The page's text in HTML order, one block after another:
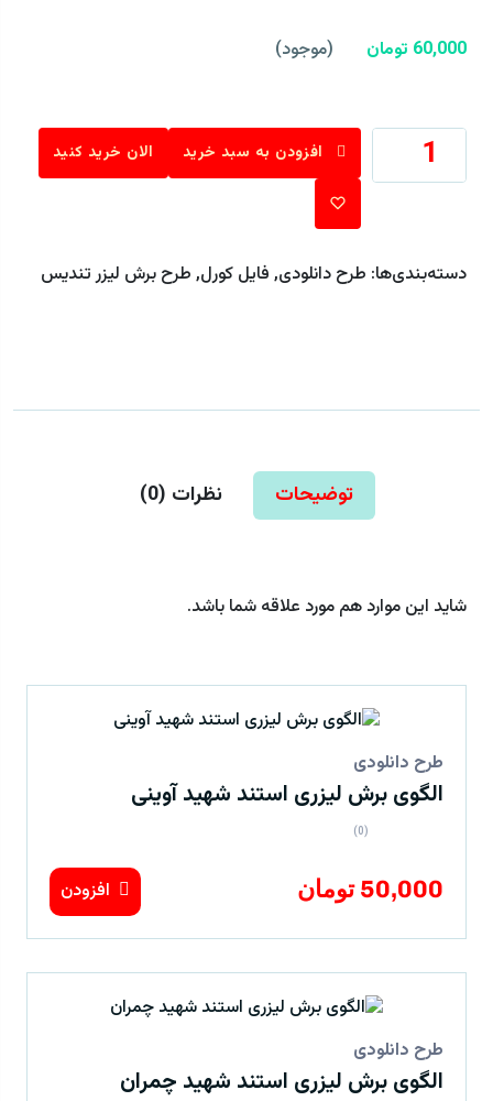
60,000 تومان (موجود)
افزودن به سبد خرید الان خرید کنید
دسته‌بندی‌ها: طرح دانلودی, فایل کورل, طرح برش لیزر تندیس
توضیحات نظرات (0
)
شاید این موارد هم مورد علاقه شما باشد.
طرح دانلودی
الگوی برش لیزری استند شهید آوینی
(0)
50,000 تومان افزودن
طرح دانلودی
الگوی برش لیزری استند شهید چمران